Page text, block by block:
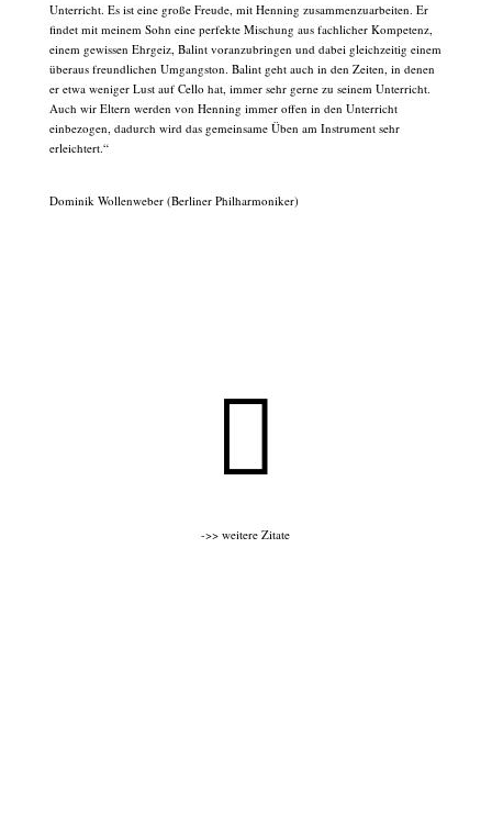
Unterricht. Es ist eine große Freude, mit Henning zusammenzuarbeiten. Er
findet mit meinem Sohn eine perfekte Mischung aus fachlicher Kompetenz,
einem gewissen Ehrgeiz, Balint voranzubringen und dabei gleichzeitig einem
überaus freundlichen Umgangston. Balint geht auch in den Zeiten, in denen
er etwa weniger Lust auf Cello hat, immer sehr gerne zu seinem Unterricht.
Auch wir Eltern werden von Henning immer offen in den Unterricht
einbezogen, dadurch wird das gemeinsame Üben am Instrument sehr
erleichtert.“
Dominik Wollenweber (Berliner Philharmoniker)

->> weitere Zitate